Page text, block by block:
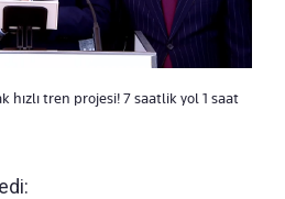
hızlı tren projesi! 7 saatlik yol 1 saat